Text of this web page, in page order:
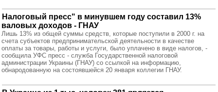
Налоговый пресс" в минувшем году составил 13%
валовых доходов - ГНАУ
Лишь 13% из общей суммы средств, которые поступили в 2000 г. на
счета субъектов предпринимательской деятельности в качестве
оплаты за товары, работы и услуги, было уплачено в виде налогов, -
сообщила УФС пресс - служба Государственной налоговой
администрации Украины (ГНАУ) со ссылкой на информацию,
обнародованную на состоявшейся 20 января коллегии ГНАУ.